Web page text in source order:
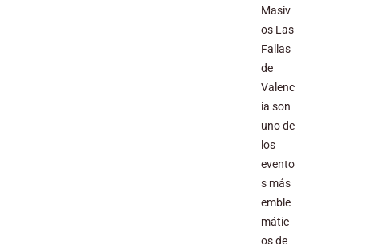
Masiv
os Las
Fallas
de
Valenc
ia son
uno de
los
evento
s más
emble
mátic
os de